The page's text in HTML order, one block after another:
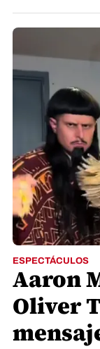
ESPECTÁCULOS
Aaron
Oliver